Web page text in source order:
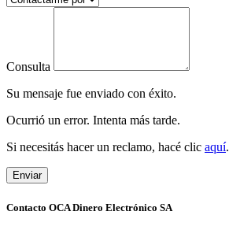
Consulta
Su mensaje fue enviado con éxito.
Ocurrió un error. Intenta más tarde.
Si necesitás hacer un reclamo, hacé clic aquí.
Enviar
Contacto OCA Dinero Electrónico SA